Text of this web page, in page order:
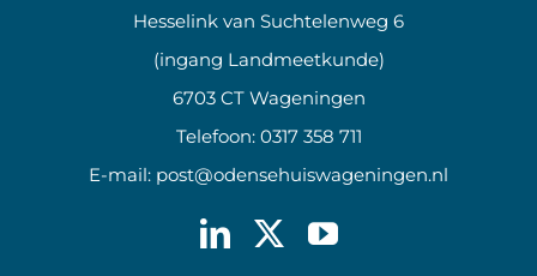
Hesselink van Suchtelenweg 6
(ingang Landmeetkunde)
6703 CT Wageningen
Telefoon: 0317 358 711
E-mail: post@odensehuiswageningen.nl